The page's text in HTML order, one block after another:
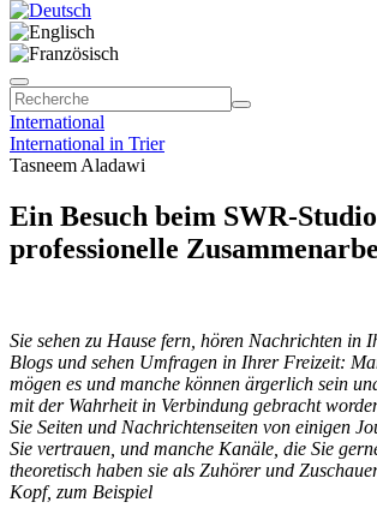
International
International in Trier
Tasneem Aladawi
Ein Besuch beim SWR-
professionelle
Sie sehen zu Hause fern, hören Nachrichten in
Blogs und sehen Umfragen in Ihrer Freizeit:
mögen es und manche können ärgerlich sein
mit der Wahrheit in Verbindung gebracht
Sie Seiten und Nachrichtenseiten von einigen
Sie vertrauen, und manche Kanäle, die Sie
theoretisch haben sie als Zuhörer und
Kopf, zum Beispiel